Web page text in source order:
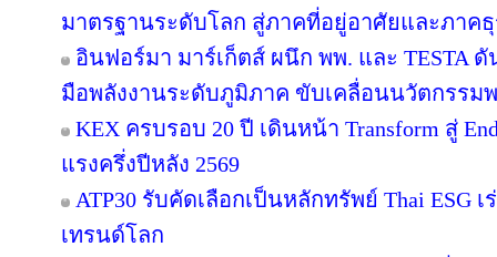
มาตรฐานระดับโลก สู่ภาคที่อยู่อาศัยและภาค
อินฟอร์มา มาร์เก็ตส์ ผนึก พพ. และ TESTA ดั
มือพลังงานระดับภูมิภาค ขับเคลื่อนนวัตกรรม
KEX ครบรอบ 20 ปี เดินหน้า Transform สู่
แรงครึ่งปีหลัง 2569
ATP30 รับคัดเลือกเป็นหลักทรัพย์ Thai ESG เ
เทรนด์โลก